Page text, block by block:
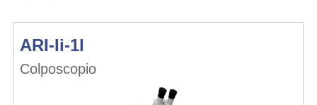
ARI-Ii-1l
Colposcopio